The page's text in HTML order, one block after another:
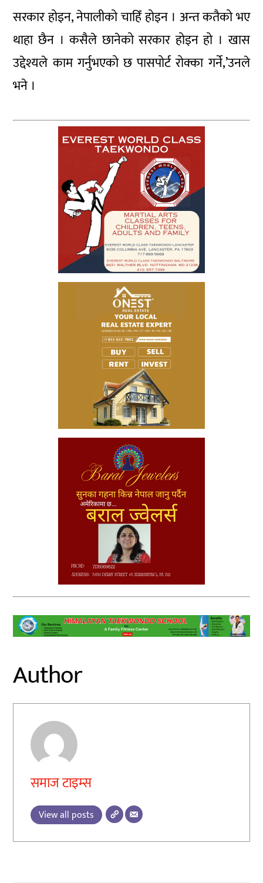
सरकार होइन, नेपालीको चाहिँ होइन । अन्त कतैको भए
थाहा छैन । कसैले छानेको सरकार होइन हो । खास
उद्देश्यले काम गर्नुभएको छ पासपोर्ट रोक्का गर्ने,’उनले
भने ।
Author
समाज टाइम्स
View all posts